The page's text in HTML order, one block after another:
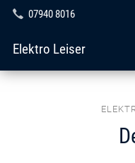
07940 8016
Elektro Leiser